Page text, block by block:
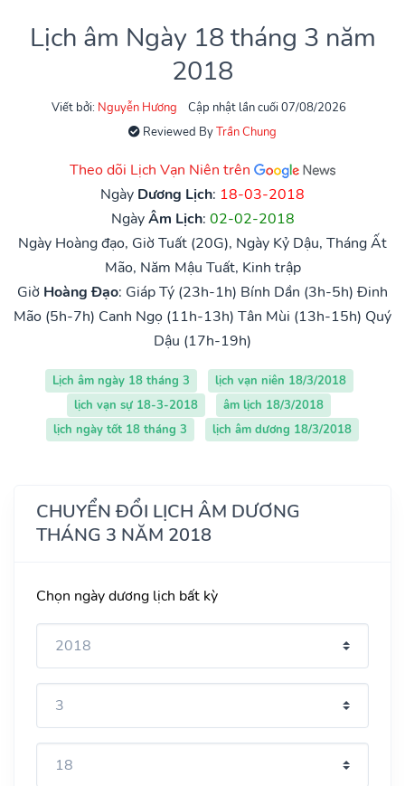
Lịch âm Ngày 18 tháng 3 năm
2018
Viết bởi: Nguyễn Hương
Cập nhật lần cuối 07/08/2026
Reviewed ByTrần Chung
Theo dõi Lịch Vạn Niên trên
Ngày Dương Lịch: 18-03-2018
NgàyÂm Lịch: 02-02-2018
Ngày Hoàng đạo, Giờ Tuất (20G), Ngày Kỷ Dậu, Tháng Ất
Mão, Năm Mậu Tuất, Kinh trập
Giờ Hoàng Đạo: Giáp Tý (23h-1h) Bính Dần (3h-5h) Đinh
Mão (5h-7h) Canh Ngọ (11h-13h) Tân Mùi (13h-15h) Quý
Dậu (17h-19h)
Lịch âm ngày 18 tháng 3
lịch vạn niên 18/3/2018
lịch vạn sự 18-3-2018
âm lịch 18/3/2018
lịch ngày tốt 18 tháng 3
lịch âm dương 18/3/2018
CHUYỂN ĐỔI LỊCH ÂM DƯƠNG
THÁNG 3 NĂM 2018
Chọn ngày dương lịch bất kỳ